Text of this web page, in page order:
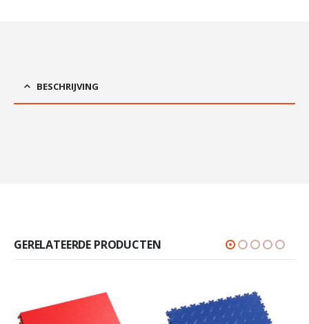
BESCHRIJVING
GERELATEERDE PRODUCTEN